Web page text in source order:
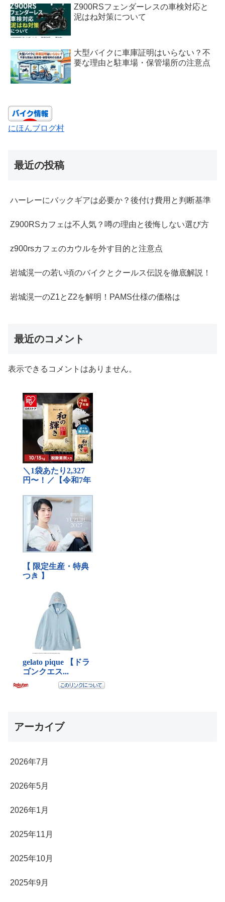
Z900RSフェンダーレスの車検対応と
泥はね対策について
大型バイクに車庫証明はいらない？不
要な理由と駐車場・保管場所の注意点
にほんブログ村
最近の投稿
ハーレーにバックギアは必要か？後付け費用と判断基準
Z900RSカフェは不人気？噂の理由と後悔しない選び方
z900rsカフェのカウルを外す目的と注意点
岩城滉一の若い頃のバイクとクールス伝説を徹底解説！
岩城滉一のZ1とZ2を解明！PAMS仕様の価格は
最近のコメント
表示できるコメントはありません。
アーカイブ
2026年7月
2026年5月
2026年1月
2025年11月
2025年10月
2025年9月